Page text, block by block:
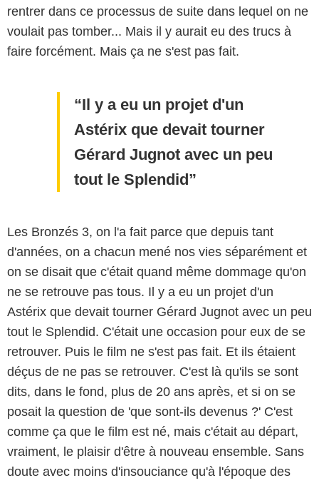
rentrer dans ce processus de suite dans lequel on ne
voulait pas tomber... Mais il y aurait eu des trucs à
faire forcément. Mais ça ne s'est pas fait.
Il y a eu un projet d'un
Astérix que devait tourner
Gérard Jugnot avec un peu
tout le Splendid
Les Bronzés 3, on l'a fait parce que depuis tant
d'années, on a chacun mené nos vies séparément et
on se disait que c'était quand même dommage qu'on
ne se retrouve pas tous. Il y a eu un projet d'un
Astérix que devait tourner Gérard Jugnot avec un peu
tout le Splendid. C'était une occasion pour eux de se
retrouver. Puis le film ne s'est pas fait. Et ils étaient
déçus de ne pas se retrouver. C'est là qu'ils se sont
dits, dans le fond, plus de 20 ans après, et si on se
posait la question de 'que sont-ils devenus ?' C'est
comme ça que le film est né, mais c'était au départ,
vraiment, le plaisir d'être à nouveau ensemble. Sans
doute avec moins d'insouciance qu'à l'époque des